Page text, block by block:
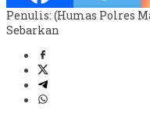
Penulis: (Humas Polres
Sebarkan